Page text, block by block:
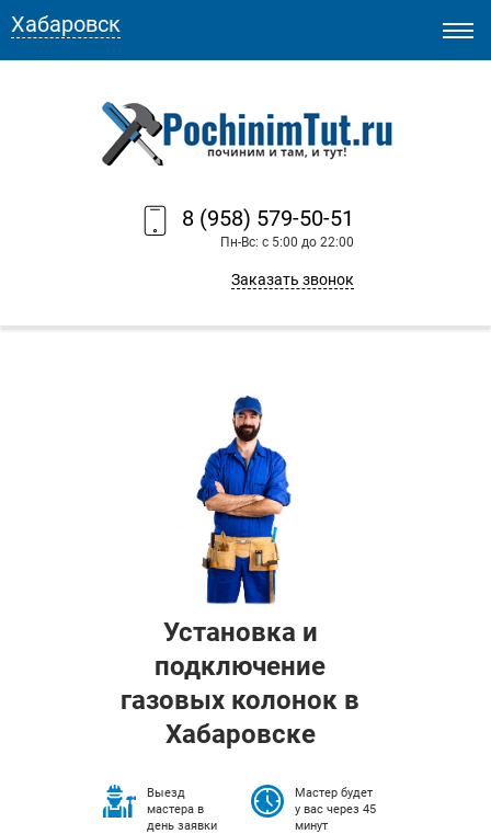
8 (958) 579-50-51
Пн-Вс: с 5:00 до 22:00
Заказать звонок
Хабаровск
Установка и
подключение
газовых колонок в
Хабаровске
Выезд
мастера в
день заявки
Мастер будет
у вас через 45
минут